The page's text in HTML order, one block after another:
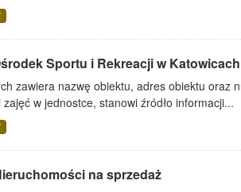
Sportu i Rekreacji w
zawiera nazwę obiektu, adres obiektu oraz
w jednostce, stanowi źródło informacji...
na sprzedaż